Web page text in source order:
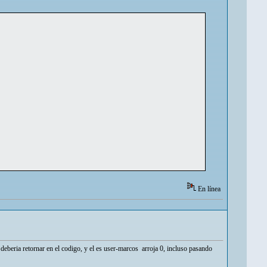
En línea
retornar en el codigo, y el es user-marcos arroja 0, incluso pasando